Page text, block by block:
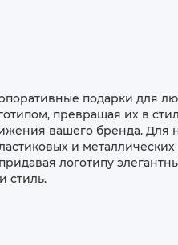
подарки для
превращая их в
вашего бренда.
и
логотипу
стиль.